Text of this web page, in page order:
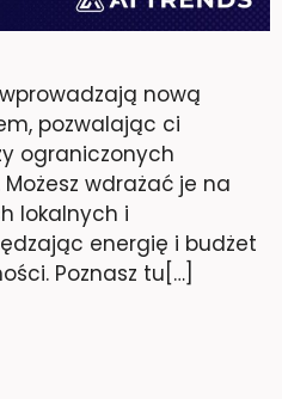
nową
pozwalając ci
ograniczonych
wdrażać je na
lokalnych i
energię i budżet
Poznasz tu[…]